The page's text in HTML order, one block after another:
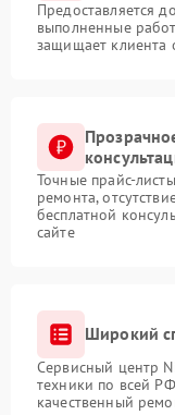
Предоставляется
выполненные
защищает клиента
Точные прайс-
ремонта,
бесплатной
сайте
Широкий
Сервисный центр
техники по всей
качественный